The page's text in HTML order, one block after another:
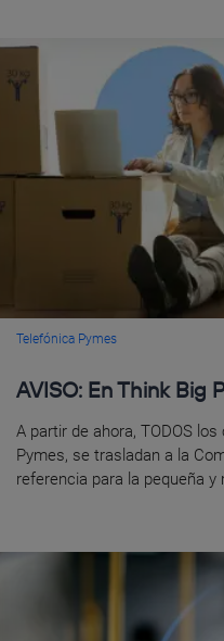
Telefónica Pymes
AVISO: En Think Big
A partir de ahora, TODOS
Pymes, se trasladan a la
referencia para la pequeña y